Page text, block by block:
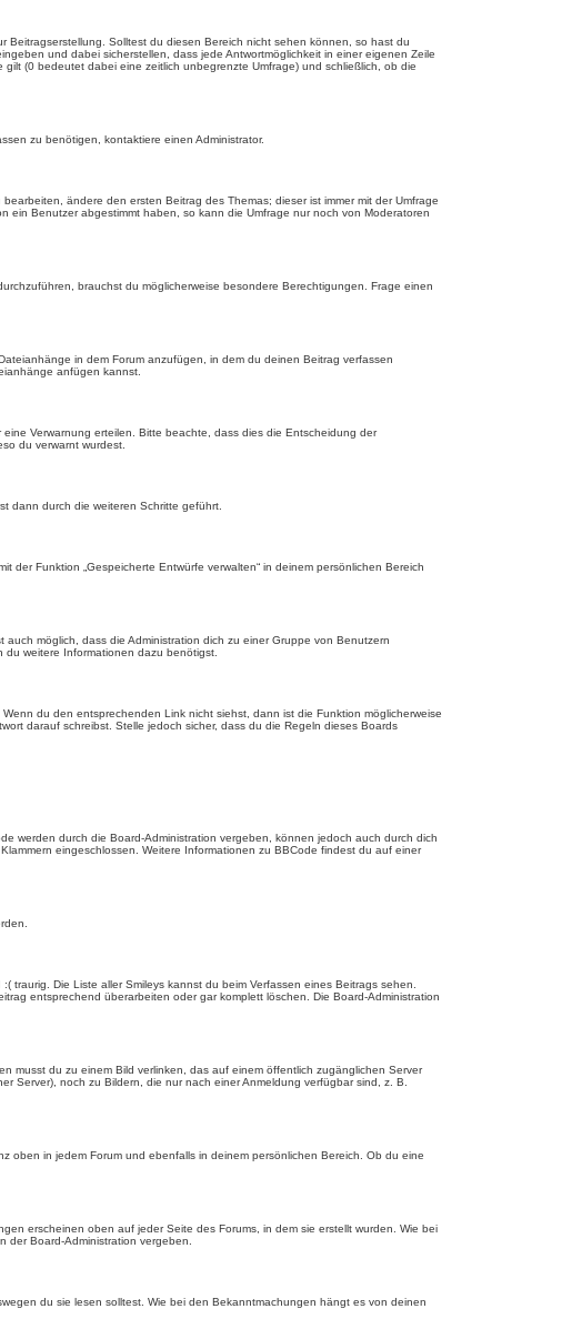
Beitragserstellung. Solltest du diesen Bereich nicht sehen können, so hast du
und dabei sicherstellen, dass jede Antwortmöglichkeit in einer eigenen Zeile
(0 bedeutet dabei eine zeitlich unbegrenzte Umfrage) und schließlich, ob die
zu benötigen, kontaktiere einen Administrator.
ändere den ersten Beitrag des Themas; dieser ist immer mit der Umfrage
Benutzer abgestimmt haben, so kann die Umfrage nur noch von Moderatoren
brauchst du möglicherweise besondere Berechtigungen. Frage einen
in dem Forum anzufügen, in dem du deinen Beitrag verfassen
anfügen kannst.
Verwarnung erteilen. Bitte beachte, dass dies die Entscheidung der
du verwarnt wurdest.
dann durch die weiteren Schritte geführt.
Funktion „Gespeicherte Entwürfe verwalten“ in deinem persönlichen Bereich
möglich, dass die Administration dich zu einer Gruppe von Benutzern
weitere Informationen dazu benötigst.
du den entsprechenden Link nicht siehst, dann ist die Funktion möglicherweise
darauf schreibst. Stelle jedoch sicher, dass du die Regeln dieses Boards
werden durch die Board-Administration vergeben, können jedoch auch durch dich
eingeschlossen. Weitere Informationen zu BBCode findest du auf einer
Die Liste aller Smileys kannst du beim Verfassen eines Beitrags sehen.
entsprechend überarbeiten oder gar komplett löschen. Die Board-Administration
musst du zu einem Bild verlinken, das auf einem öffentlich zugänglichen Server
Server), noch zu Bildern, die nur nach einer Anmeldung verfügbar sind, z. B.
oben in jedem Forum und ebenfalls in deinem persönlichen Bereich. Ob du eine
erscheinen oben auf jeder Seite des Forums, in dem sie erstellt wurden. Wie bei
Board-Administration vergeben.
du sie lesen solltest. Wie bei den Bekanntmachungen hängt es von deinen